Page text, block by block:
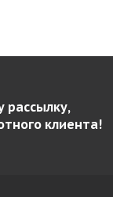
рассылку,
клиента!